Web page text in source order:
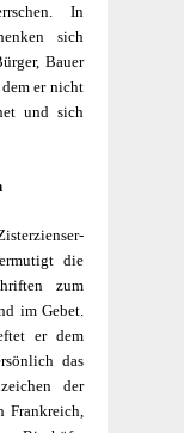
In
sich
Bauer
er nicht
und sich
die
zum
im Gebet.
er dem
das
der
Frankreich,